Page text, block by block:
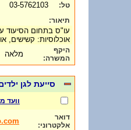
טל:
תיאור:
עו"ס בתחום הסיעוד
אוכלוסיות: קשישים,
היקף
המשרה:
מלאה
סייעת לגן
וועד
דואר
אלקטרוני: